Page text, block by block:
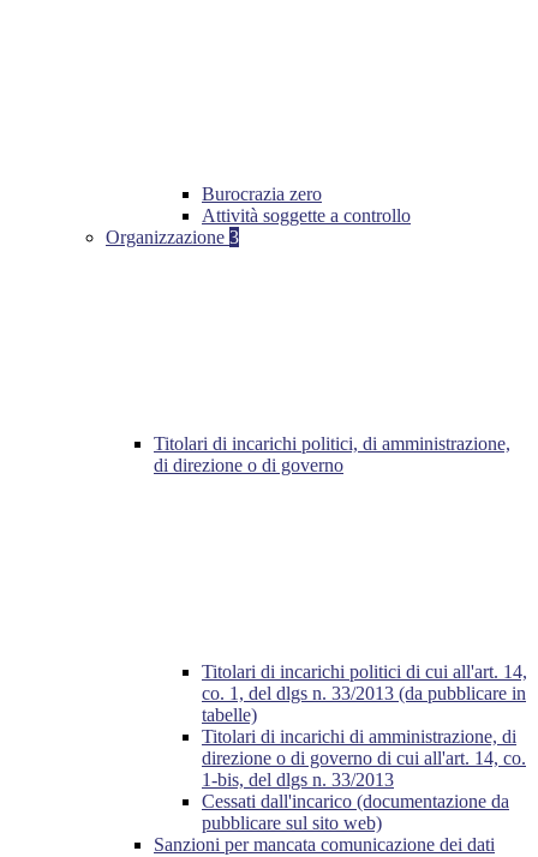
Burocrazia zero
Attività soggette a controllo
Organizzazione 3
Titolari di incarichi politici, di amministrazione,
di direzione o di governo
Titolari di incarichi politici di cui all'art. 14,
co. 1, del dlgs n. 33/2013 (da pubblicare in
tabelle)
Titolari di incarichi di amministrazione, di
direzione o di governo di cui all'art. 14, co.
1-bis, del dlgs n. 33/2013
Cessati dall'incarico (documentazione da
pubblicare sul sito web)
Sanzioni per mancata comunicazione dei dati